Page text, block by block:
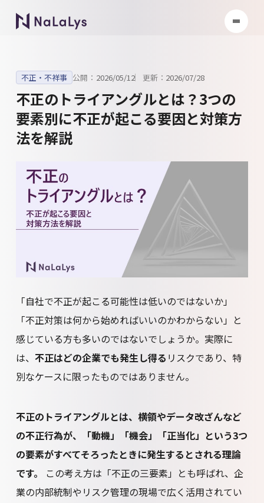
不正・不祥事 公開： 2026/05/12 更新： 2026/07/28
不正のトライアングルとは？3つの
要素別に不正が起こる要因と対策方
法を解説
「自社で不正が起こる可能性は低いのではないか」
「不正対策は何から始めればいいのかわからない」と
感じている方も多いのではないでしょうか。実際に
は、 不正はどの企業でも発生し得る リスクであり、特
別なケースに限ったものではありません。
不正のトライアングルとは、横領やデータ改ざんなど
の不正行為が、「動機」「機会」「正当化」という3つ
の要素がすべてそろったときに発生するとされる理論
です。
この考え方は「不正の三要素」とも呼ばれ、企
業の内部統制やリスク管理の現場で広く活用されてい